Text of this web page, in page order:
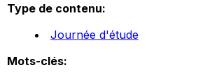
Type de contenu:
Journée d'étude
Mots-clés: